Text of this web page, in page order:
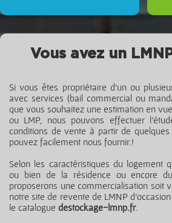
Vous avez un
Si vous êtes propriétaire d’un ou
avec services (bail commercial ou
que vous souhaitez une estimation en
ou LMP, nous pouvons effectuer
conditions de vente à partir de
pouvez facilement nous fournir.!
Selon les caractéristiques du logement
ou bien de la résidence ou encore
proposerons une commercialisation soit
notre site de revente de LMNP d’occasion
le catalogue destockage-lmnp.fr.